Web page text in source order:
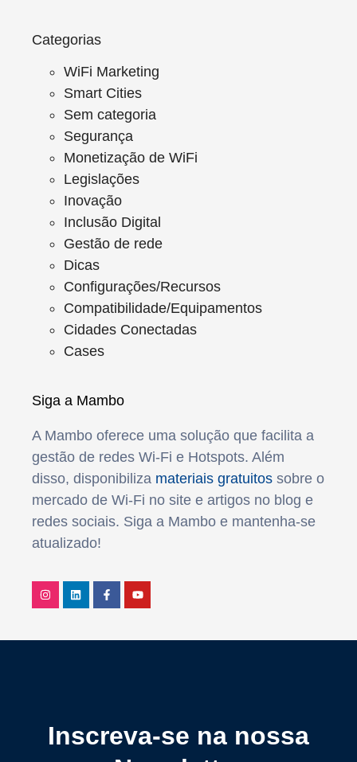
Categorias
WiFi Marketing
Smart Cities
Sem categoria
Segurança
Monetização de WiFi
Legislações
Inovação
Inclusão Digital
Gestão de rede
Dicas
Configurações/Recursos
Compatibilidade/Equipamentos
Cidades Conectadas
Cases
Siga a Mambo
A Mambo oferece uma solução que facilita a
gestão de redes Wi-Fi e Hotspots. Além
disso, disponibiliza materiais gratuitos sobre o
mercado de Wi-Fi no site e artigos no blog e
redes sociais. Siga a Mambo e mantenha-se
atualizado!
Inscreva-se na nossa